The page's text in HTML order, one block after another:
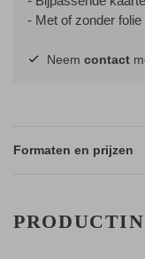
- Met of zonder
Neem contact
Formaten en prijzen